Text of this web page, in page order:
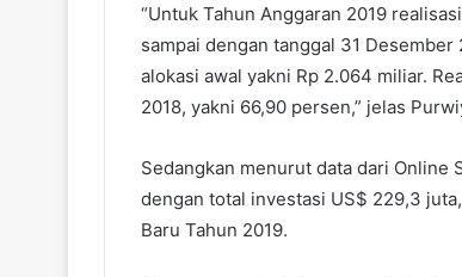
“Untuk Tahun Anggaran 2019
sampai dengan tanggal 31
alokasi awal yakni Rp 2.064 miliar.
2018, yakni 66,90 persen,” jelas
Sedangkan menurut data dari Online
dengan total investasi US$ 229,3
Baru Tahun 2019.